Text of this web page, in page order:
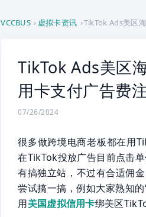
VCCBUS › 虚拟卡资讯 ›TikTok Ads美区
TikTok Ads美区
用卡支付广告费
07/26/2024
很多做跨境电商老板都在用
在TikTok投放广告目前点击
有搞独立站，不过有合适佣
尝试搞一搞，例如大家熟知
用美国虚拟信用卡绑美区